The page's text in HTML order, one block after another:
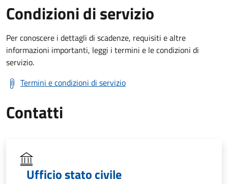
Condizioni di servizio
Per conoscere i dettagli di scadenze, requisiti e altre
informazioni importanti, leggi i termini e le condizioni di
servizio.
Termini e condizioni di servizio
Contatti
Ufficio stato civile